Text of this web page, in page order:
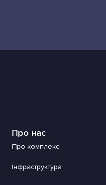
Про нас
Про комплекс
Інфраструктура